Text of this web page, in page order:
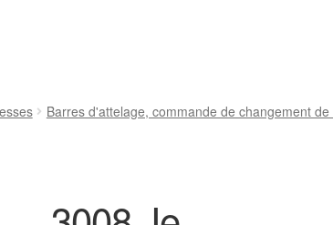
Barres d'attelage, commande de changement de